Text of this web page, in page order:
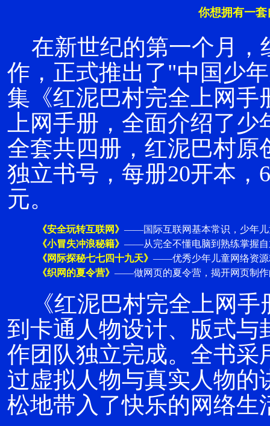
你想拥有一
在新世纪的第一个月，
作，正式推出了"中国少
集《红泥巴村完全上网
上网手册，全面介绍了
全套共四册，红泥巴村
独立书号，每册20开本
元。
《安全玩转互联网》 ——国际互联网基本常识，少年
《小冒失冲浪秘籍》 ——从完全不懂电脑到熟练掌握
《网际探秘七七四十九天》 ——优秀少年儿童网络资
《织网的夏令营》 ——做网页的夏令营，揭开网页制作
《红泥巴村完全上网手
到卡通人物设计、版式
作团队独立完成。全书采
过虚拟人物与真实人物
松地带入了快乐的网络生